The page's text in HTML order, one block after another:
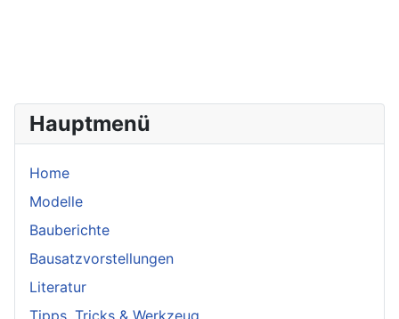
Hauptmenü
Home
Modelle
Bauberichte
Bausatzvorstellungen
Literatur
Tipps, Tricks & Werkzeug